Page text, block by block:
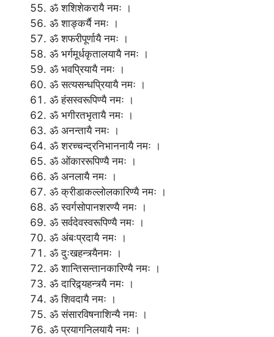
ॐ शशिशेकरायै नमः ।
ॐ शाङ्कर्यै नमः ।
ॐ शफरीपूर्णायै नमः ।
ॐ भर्गमूर्धकृतालयायै नमः ।
ॐ भवप्रियायै नमः ।
ॐ सत्यसन्धप्रियायै नमः ।
ॐ हंसस्वरूपिण्यै नमः ।
ॐ भगीरतभृतायै नमः ।
ॐ अनन्तायै नमः ।
ॐ शरच्चन्द्रनिभाननायै नमः ।
ॐ ओंकाररूपिण्यै नमः ।
ॐ अनलायै नमः ।
ॐ क्रीडाकल्लोलकारिण्यै नमः ।
ॐ स्वर्गसोपानशरण्यै नमः ।
ॐ सर्वदेवस्वरूपिण्यै नमः ।
ॐ अंबःप्रदायै नमः ।
ॐ दुःखहन्त्र्यैनमः ।
ॐ शान्तिसन्तानकारिण्यै नमः ।
ॐ दारिद्र्यहन्त्र्यै नमः ।
ॐ शिवदायै नमः ।
ॐ संसारविषनाशिन्यै नमः ।
ॐ प्रयागनिलयायै नमः ।